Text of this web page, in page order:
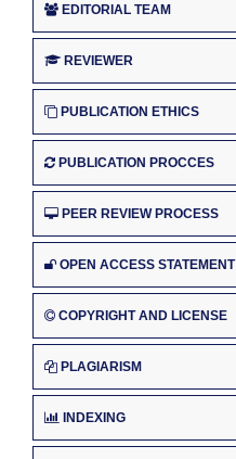
EDITORIAL TEAM
REVIEWER
PUBLICATION ETHICS
PUBLICATION PROCCES
PEER REVIEW PROCESS
OPEN ACCESS STATEMENT
COPYRIGHT AND LICENSE
PLAGIARISM
INDEXING